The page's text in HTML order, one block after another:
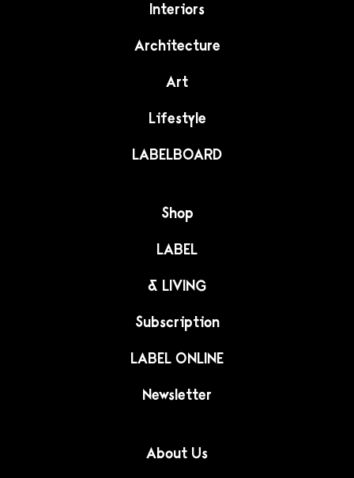
Interiors
Architecture
Art
Lifestyle
LABELBOARD
Shop
LABEL
& LIVING
Subscription
LABEL ONLINE
Newsletter
About Us